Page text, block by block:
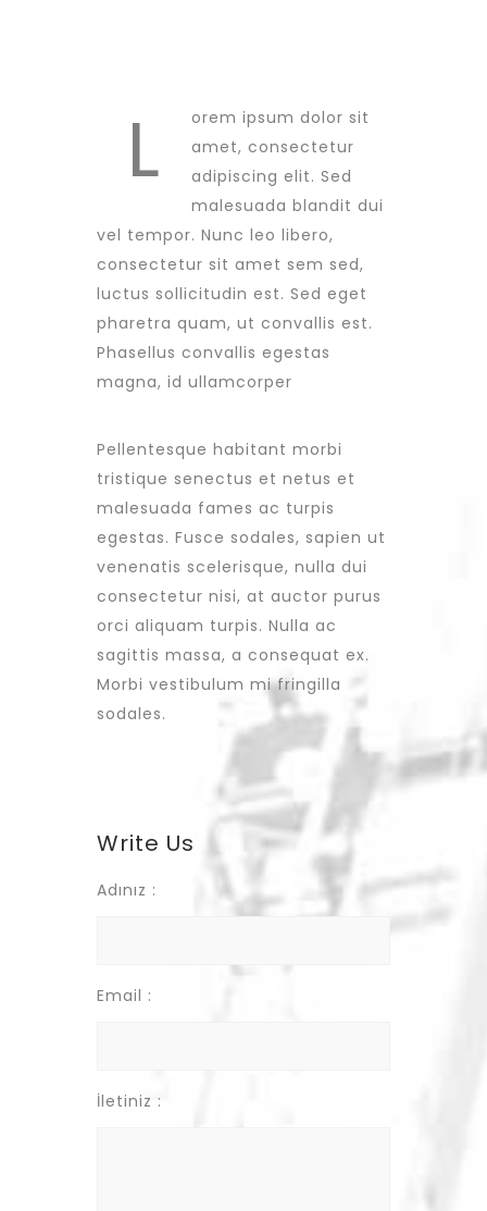
L
orem ipsum dolor sit
amet, consectetur
adipiscing elit. Sed
malesuada blandit dui
vel tempor. Nunc leo libero,
consectetur sit amet sem sed,
luctus sollicitudin est. Sed eget
pharetra quam, ut convallis est.
Phasellus convallis egestas
magna, id ullamcorper
Pellentesque habitant morbi
tristique senectus et netus et
malesuada fames ac turpis
egestas. Fusce sodales, sapien ut
venenatis scelerisque, nulla dui
consectetur nisi, at auctor purus
orci aliquam turpis. Nulla ac
sagittis massa, a consequat ex.
Morbi vestibulum mi fringilla
sodales.
Write Us
Adınız :
Email :
İletiniz :